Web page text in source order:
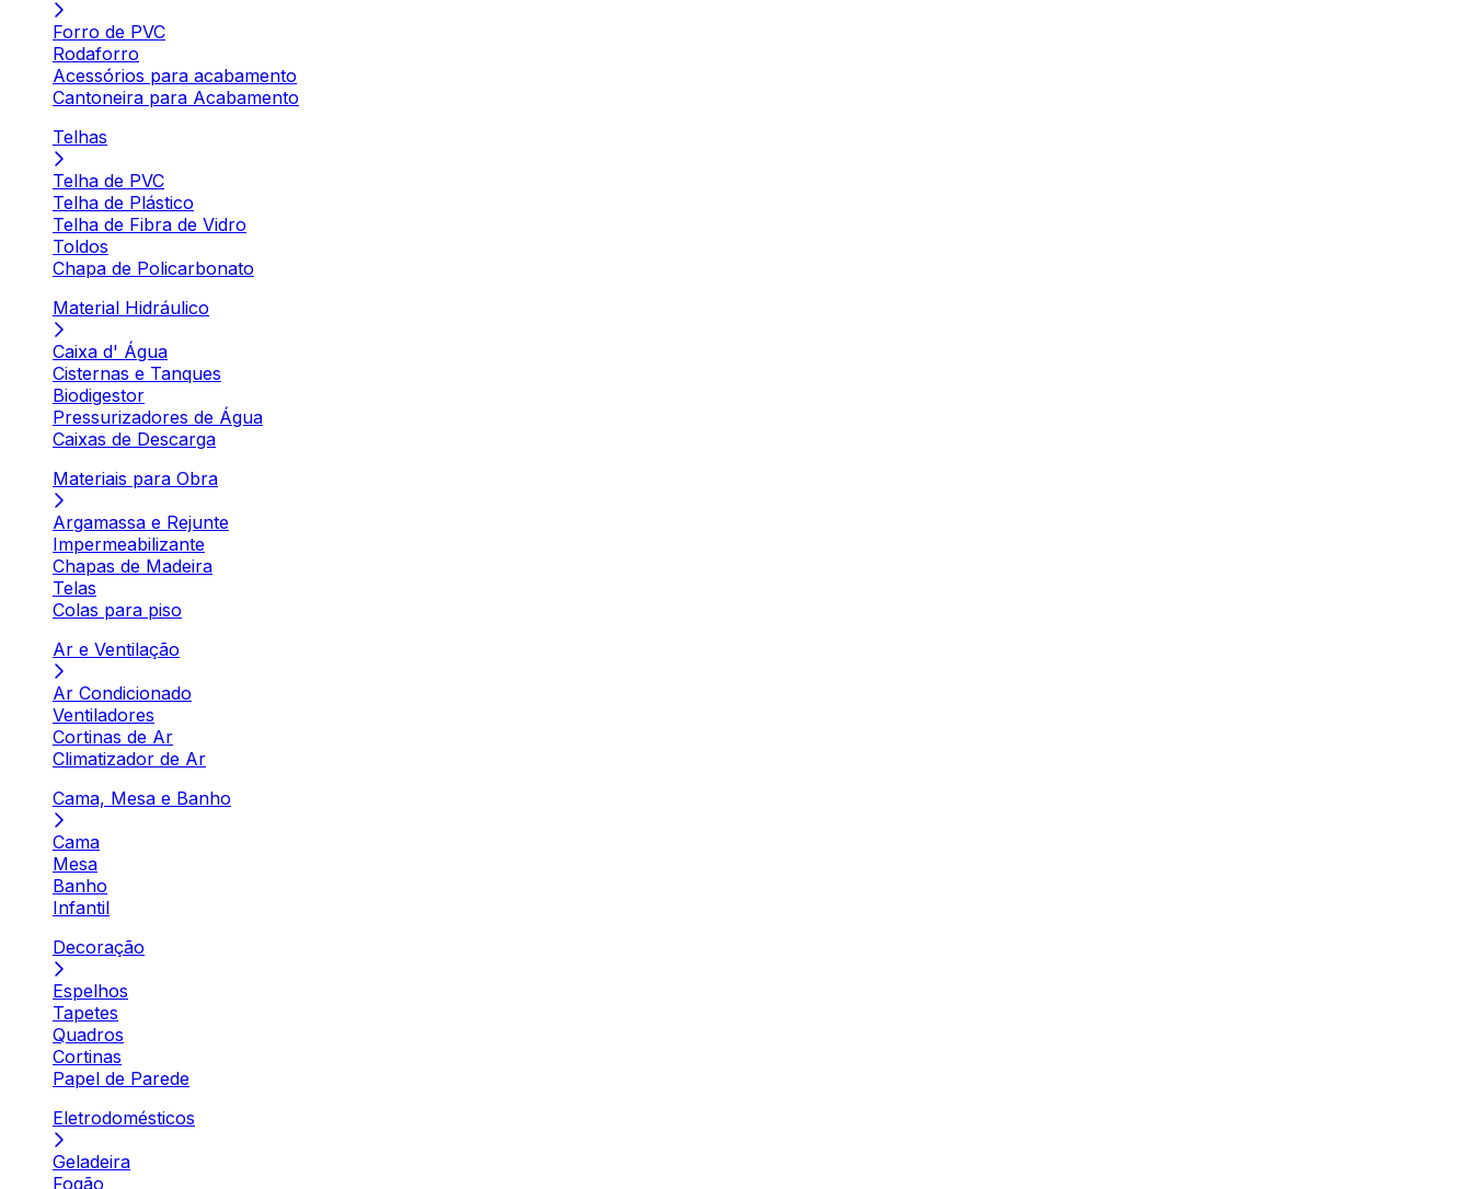
Forro de PVC
Rodaforro
Acessórios para acabamento
Cantoneira para Acabamento
Telhas
Telha de PVC
Telha de Plástico
Telha de Fibra de Vidro
Toldos
Chapa de Policarbonato
Material Hidráulico
Caixa d' Água
Cisternas e Tanques
Biodigestor
Pressurizadores de Água
Caixas de Descarga
Materiais para Obra
Argamassa e Rejunte
Impermeabilizante
Chapas de Madeira
Telas
Colas para piso
Ar e Ventilação
Ar Condicionado
Ventiladores
Cortinas de Ar
Climatizador de Ar
Cama, Mesa e Banho
Cama
Mesa
Banho
Infantil
Decoração
Espelhos
Tapetes
Quadros
Cortinas
Papel de Parede
Eletrodomésticos
Geladeira
Fogão